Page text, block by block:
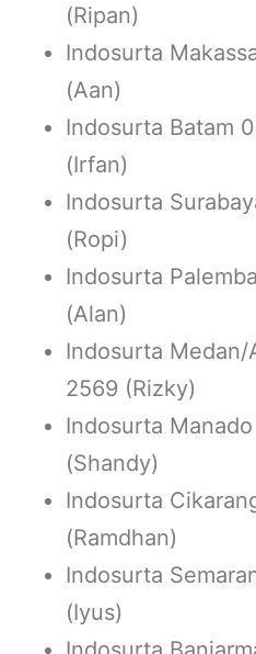
(Ripan)
Indosurta
(Aan)
Indosurta Batam
(Irfan)
Indosurta
(Ropi)
Indosurta
(Alan)
Indosurta
2569 (Rizky)
Indosurta
(Shandy)
Indosurta
(Ramdhan)
Indosurta
(Iyus)